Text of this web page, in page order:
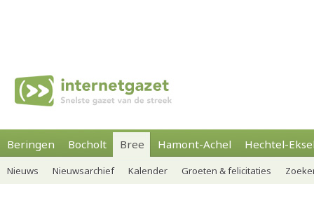
Beringen Bocholt Bree Hamont-Achel Hechtel-
Nieuws Nieuwsarchief Kalender Groeten & felicitaties